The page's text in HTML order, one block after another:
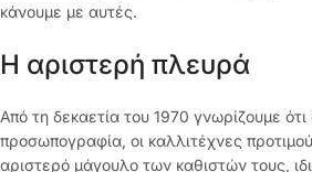
κάνουμε με αυτές.
Η αριστερή πλευρά
Από τη δεκαετία του 1970 γνωρίζουμε ότι
προσωπογραφία, οι καλλιτέχνες
αριστερό μάγουλο των καθιστών τους,